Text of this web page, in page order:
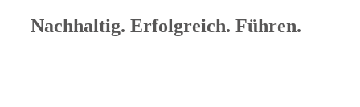
Nachhaltig. Erfolgreich. Führen.